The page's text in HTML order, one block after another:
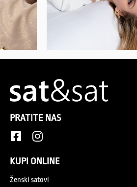
PRATITE NAS
KUPI ONLINE
Ženski satovi